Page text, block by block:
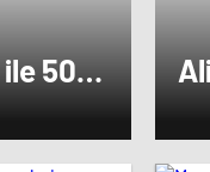
ile 500